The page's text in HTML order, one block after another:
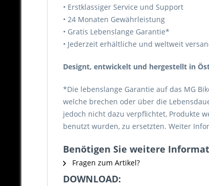
• Erstklassiger Service und Support
• 24 Monaten Gewährleistung
• Gratis Lebenslange Garantie*
• Jederzeit erhältliche und weltweit
Designt, entwickelt und hergestellt in
*Die lebenslange Garantie auf das MG
welche brechen oder über die
jedoch nicht dazu verpflichtet, Produkte
benutzt wurden, zu ersetzten. Weiter
Benötigen Sie weitere
Fragen zum Artikel?
DOWNLOAD: